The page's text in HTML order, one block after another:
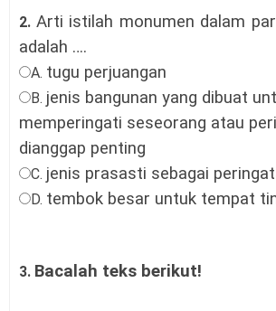
2. Arti istilah monumen dalam
adalah ….
A. tugu perjuangan
B. jenis bangunan yang dibuat
memperingati seseorang atau
dianggap penting
C. jenis prasasti sebagai
D. tembok besar untuk tempat
3. Bacalah teks berikut!